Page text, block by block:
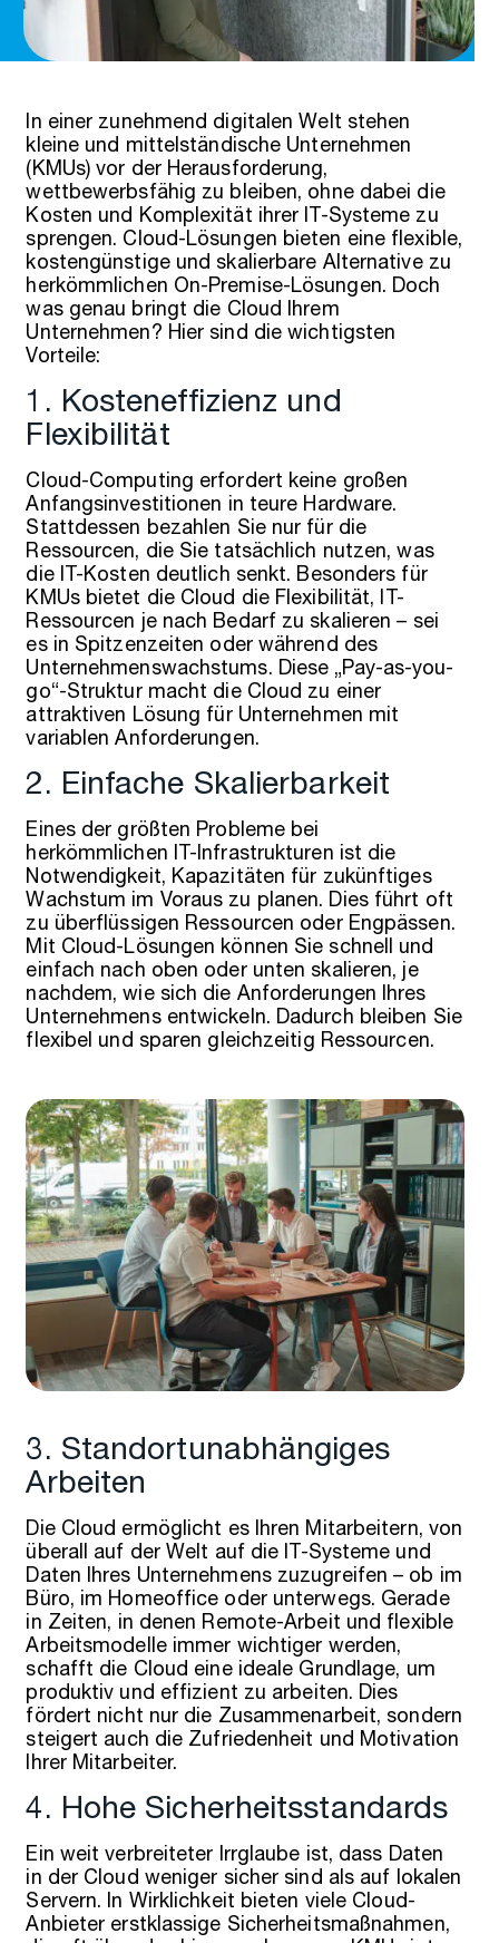
In einer zunehmend digitalen Welt stehen
kleine und mittelständische Unternehmen
(KMUs) vor der Herausforderung,
wettbewerbsfähig zu bleiben, ohne dabei die
Kosten und Komplexität ihrer IT-Systeme zu
sprengen. Cloud-Lösungen bieten eine flexible,
kostengünstige und skalierbare Alternative zu
herkömmlichen On-Premise-Lösungen. Doch
was genau bringt die Cloud Ihrem
Unternehmen? Hier sind die wichtigsten
Vorteile:
1. Kosteneffizienz und
Flexibilität
Cloud-Computing erfordert keine großen
Anfangsinvestitionen in teure Hardware.
Stattdessen bezahlen Sie nur für die
Ressourcen, die Sie tatsächlich nutzen, was
die IT-Kosten deutlich senkt. Besonders für
KMUs bietet die Cloud die Flexibilität, IT-
Ressourcen je nach Bedarf zu skalieren – sei
es in Spitzenzeiten oder während des
Unternehmenswachstums. Diese „Pay-as-you-
go“-Struktur macht die Cloud zu einer
attraktiven Lösung für Unternehmen mit
variablen Anforderungen.
2. Einfache Skalierbarkeit
Eines der größten Probleme bei
herkömmlichen IT-Infrastrukturen ist die
Notwendigkeit, Kapazitäten für zukünftiges
Wachstum im Voraus zu planen. Dies führt oft
zu überflüssigen Ressourcen oder Engpässen.
Mit Cloud-Lösungen können Sie schnell und
einfach nach oben oder unten skalieren, je
nachdem, wie sich die Anforderungen Ihres
Unternehmens entwickeln. Dadurch bleiben Sie
flexibel und sparen gleichzeitig Ressourcen.
3. Standortunabhängiges
Arbeiten
Die Cloud ermöglicht es Ihren Mitarbeitern, von
überall auf der Welt auf die IT-Systeme und
Daten Ihres Unternehmens zuzugreifen – ob im
Büro, im Homeoffice oder unterwegs. Gerade
in Zeiten, in denen Remote-Arbeit und flexible
Arbeitsmodelle immer wichtiger werden,
schafft die Cloud eine ideale Grundlage, um
produktiv und effizient zu arbeiten. Dies
fördert nicht nur die Zusammenarbeit, sondern
steigert auch die Zufriedenheit und Motivation
Ihrer Mitarbeiter.
4. Hohe Sicherheitsstandards
Ein weit verbreiteter Irrglaube ist, dass Daten
in der Cloud weniger sicher sind als auf lokalen
Servern. In Wirklichkeit bieten viele Cloud-
Anbieter erstklassige Sicherheitsmaßnahmen,